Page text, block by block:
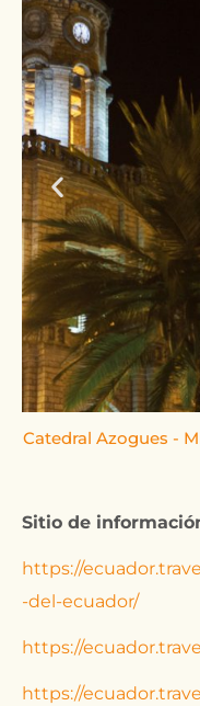
Catedral Azogues -
Sitio de
https://
-del-ecuador/
https://
https://